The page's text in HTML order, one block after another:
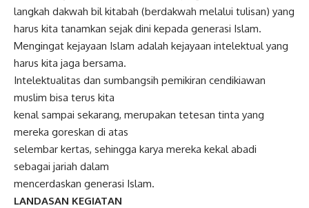
langkah dakwah bil kitabah (berdakwah melalui tulisan) yang
harus kita tanamkan sejak dini kepada generasi Islam.
Mengingat kejayaan Islam adalah kejayaan intelektual yang
harus kita jaga bersama.
Intelektualitas dan sumbangsih pemikiran cendikiawan
muslim bisa terus kita
kenal sampai sekarang, merupakan tetesan tinta yang
mereka goreskan di atas
selembar kertas, sehingga karya mereka kekal abadi
sebagai jariah dalam
mencerdaskan generasi Islam.
LANDASAN KEGIATAN